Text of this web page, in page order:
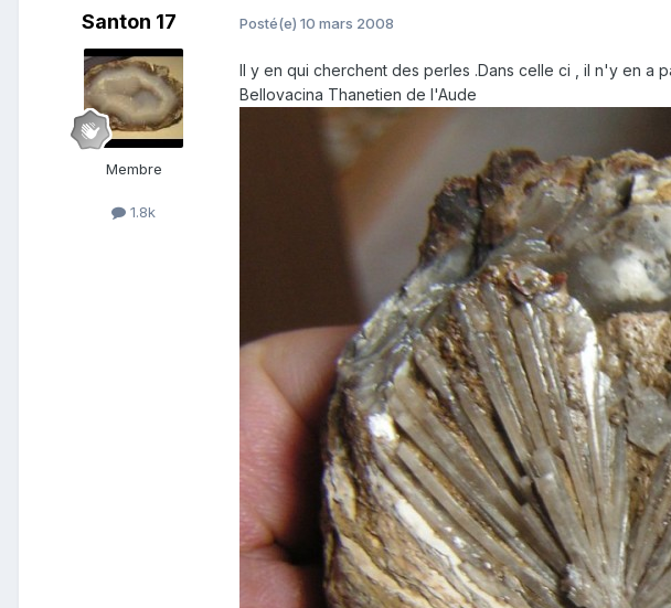
Santon 17
Membre
1.8k
Posté(e) 10 mars 2008
Il y en qui cherchent des perles .Dans celle ci , il n'y en a
Bellovacina Thanetien de l'Aude